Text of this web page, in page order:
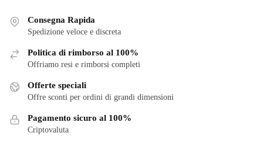
Le
possono
essere
scelte
del
Consegna Rapida
Spedizione veloce e discreta
Politica di rimborso al 100%
Offriamo resi e rimborsi completi
Offerte speciali
Offre sconti per ordini di grandi dimensioni
Pagamento sicuro al 100%
Criptovaluta